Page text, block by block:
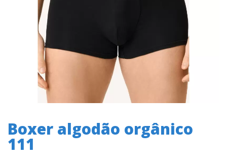
Boxer algodão orgânico
111